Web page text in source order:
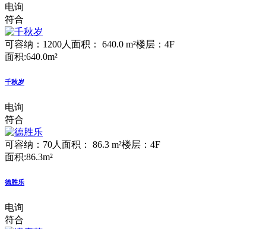
电询
符合
可容纳：1200人 面积： 640.0 m²楼层：4F
面积:640.0m²
千秋岁
电询
符合
可容纳：70人 面积： 86.3 m²楼层：4F
面积:86.3m²
德胜乐
电询
符合